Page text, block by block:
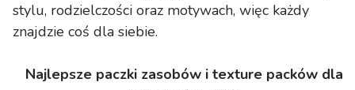
stylu, rodzielczości oraz motywach, więc każdy
znajdzie coś dla siebie.
Najlepsze paczki zasobów i texture packów dla